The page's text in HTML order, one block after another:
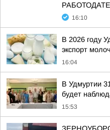
16:10
В 2026 году
экспорт
16:04
В Удмуртии
будет
15:53